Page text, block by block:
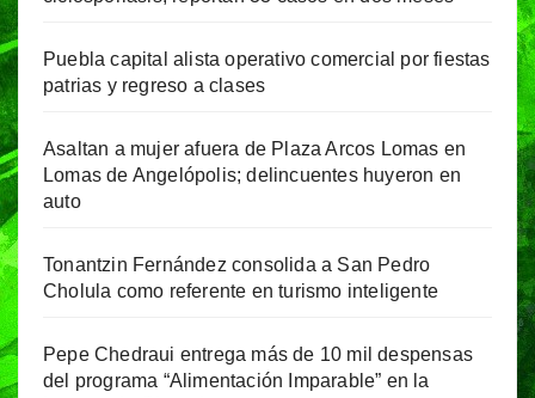
Puebla capital alista operativo comercial por fiestas
patrias y regreso a clases
Asaltan a mujer afuera de Plaza Arcos Lomas en
Lomas de Angelópolis; delincuentes huyeron en
auto
Tonantzin Fernández consolida a San Pedro
Cholula como referente en turismo inteligente
Pepe Chedraui entrega más de 10 mil despensas
del programa “Alimentación Imparable” en la